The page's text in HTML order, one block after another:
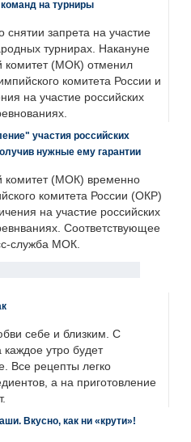
команд на турниры
снятии запрета на участие
турнирах. Накануне
комитет (МОК) отменил
комитета России и
на участие российских
участия российских
нужные ему гарантии
комитет (МОК) временно
комитета России (ОКР)
на участие российских
Соответствующее
служба МОК.
себе и близким. С
утро будет
Все рецепты легко
а на приготовление
Вкусно, как ни «крути»!